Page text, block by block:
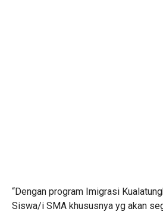
“Dengan program Imigrasi
Siswa/i SMA khususnya yg akan